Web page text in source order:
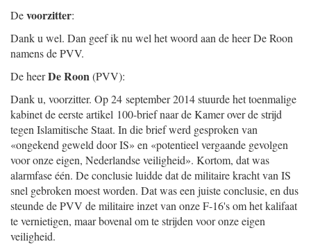
Devoorzitter:
Dank u wel. Dan geef ik nu wel het woord aan de heer De Roon
namens de PVV.
De heerDe Roon(PVV):
Dank u, voorzitter. Op 24 september 2014 stuurde het toenmalige
kabinet de eerste artikel 100-brief naar de Kamer over de strijd
tegen Islamitische Staat. In die brief werd gesproken van
«ongekend geweld door IS» en «potentieel vergaande gevolgen
voor onze eigen, Nederlandse veiligheid». Kortom, dat was
alarmfase één. De conclusie luidde dat de militaire kracht van IS
snel gebroken moest worden. Dat was een juiste conclusie, en dus
steunde de PVV de militaire inzet van onze F-16's om het kalifaat
te vernietigen, maar bovenal om te strijden voor onze eigen
veiligheid.